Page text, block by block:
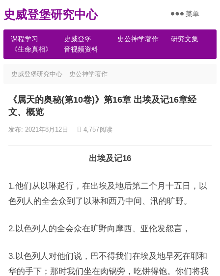
史威登堡研究中心
课程学习 史威登堡 史公神学著作
研究文集
《生命真相》
音视频资料
菜单
史威登堡研究中心 史公神学著作
《属天的奥秘(第10卷)》第16章 出埃及记16章经
文、概览
发布: 2021年8月12日 4,757阅读
出埃及记16
1.他们从以琳起行，在出埃及地后第二个月十五日，以
色列人的全会众到了以琳和西乃中间、汛的旷野。
2.以色列人的全会众在旷野向摩西、亚伦发怨言，
3.以色列人对他们说，巴不得我们在埃及地早死在耶和
华的手下；那时我们坐在肉锅旁，吃饼得饱。你们将我